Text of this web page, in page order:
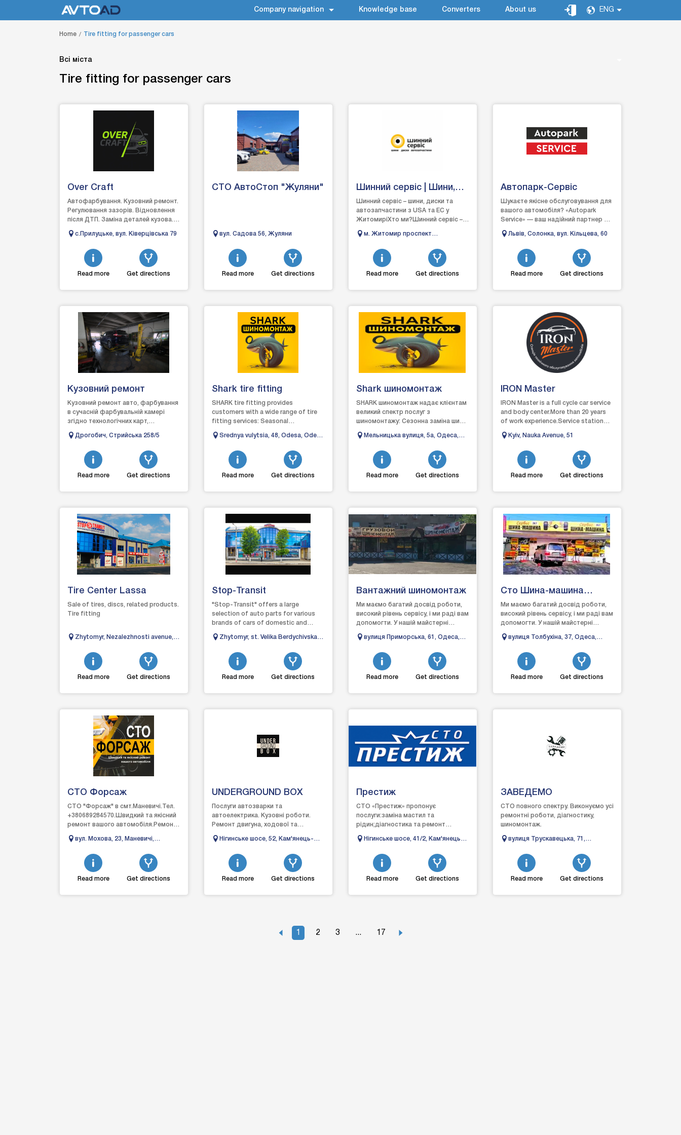
Company navigation Knowledge base Converters About us ENG
Home Tire fitting for passenger cars
Всі міста
Tire fitting for passenger cars
Over Craft
Автофарбування. Кузовний ремонт.
Регулювання зазорів. Відновлення
після ДТП. Заміна деталей кузова.
Зварювання алюм...
с.Прилуцьке, вул. Ківерцівська 79
Read more Get directions
СТО АвтоСтоп "Жуляни"
вул. Садова 56, Жуляни
Read more Get directions
Шинний сервіс | Шини,
диски, запчастини
Житомир
Шинний сервіс – шини, диски та
автозапчастини з USA та EC у
ЖитомиріХто ми?Шинний сервіс –
кожен автовласник зна...
м. Житомир проспект
Read more Get directions
Автопарк-Сервіс
Шукаєте якісне обслуговування для
вашого автомобіля? «Autopark
Service» — ваш надійний партнер на
спектр послуг, щоб в...
Львів, Солонка, вул. Кільцева, 60
Read more Get directions
Кузовний ремонт
Кузовний ремонт авто, фарбування
в сучасній фарбувальній камері
згідно технологічних карт,
фарб, рихтувально-зварю...
Дрогобич, Стрийська 258/5
Read more Get directions
Shark tire fitting
SHARK tire fitting provides
customers with a wide range of tire
fitting services: Seasonal
installation of t...
Srednya vulytsia, 48, Odesa, Odesa
Read more Get directions
Shark шиномонтаж
SHARK шиномонтаж надає клієнтам
великий спектр послуг з
шиномонтажу: Сезонна заміна шин
балансування коліс);Ремонт прок...
Мельницька вулиця, 5а, Одеса,
Read more Get directions
IRON Master
IRON Master is a full cycle car service
and body center.More than 20 years
of work experience.Service station
...
Kyiv, Nauka Avenue, 51
Read more Get directions
Tire Center Lassa
Sale of tires, discs, related products.
Tire fitting
Zhytomyr, Nezalezhnosti avenue,
Read more Get directions
Stop-Transit
"Stop-Transit" offers a large
selection of auto parts for various
brands of cars of domestic and
started its work i...
Zhytomyr, st. Velika Berdychivska,
Read more Get directions
Вантажний шиномонтаж
Ми маємо багатий досвід роботи,
високий рівень сервісу, і ми раді вам
допомогти. У нашій майстерні
скористатися можлив...
вулиця Приморська, 61, Одеса,
Read more Get directions
Сто Шина-машина
сервіс
Ми маємо багатий досвід роботи,
високий рівень сервісу, і ми раді вам
допомогти. У нашій майстерні
скористатися можлив...
вулиця Толбухіна, 37, Одеса,
Read more Get directions
СТО Форсаж
СТО "Форсаж" в смт.Маневичі.Тел.
+380689284570.Швидкий та якісний
ремонт вашого автомобіля.Ремонт
рульове обладнання;...
вул. Мохова, 23, Маневичі,
Read more Get directions
UNDERGROUND BOX
Послуги автозварки та
автоелектрика. Кузовні роботи.
Ремонт двигуна, ходової та
та комп'ютерної діагностики. Обсл...
Нігинське шосе, 52, Кам'янець-
область
Read more Get directions
Престиж
СТО «Престиж» пропонує
послуги:заміна мастил та
рідин;діагностика та ремонт
частини;заміна:сайлентблоку;втулки
Нігинське шосе, 41/2, Кам'янець-
область
Read more Get directions
ЗАВЕДЕМО
СТО повного спектру. Виконуємо усі
ремонтні роботи, діагностику,
шиномонтаж.
вулиця Трускавецька, 71,
Read more Get directions
1 2 3 ... 17